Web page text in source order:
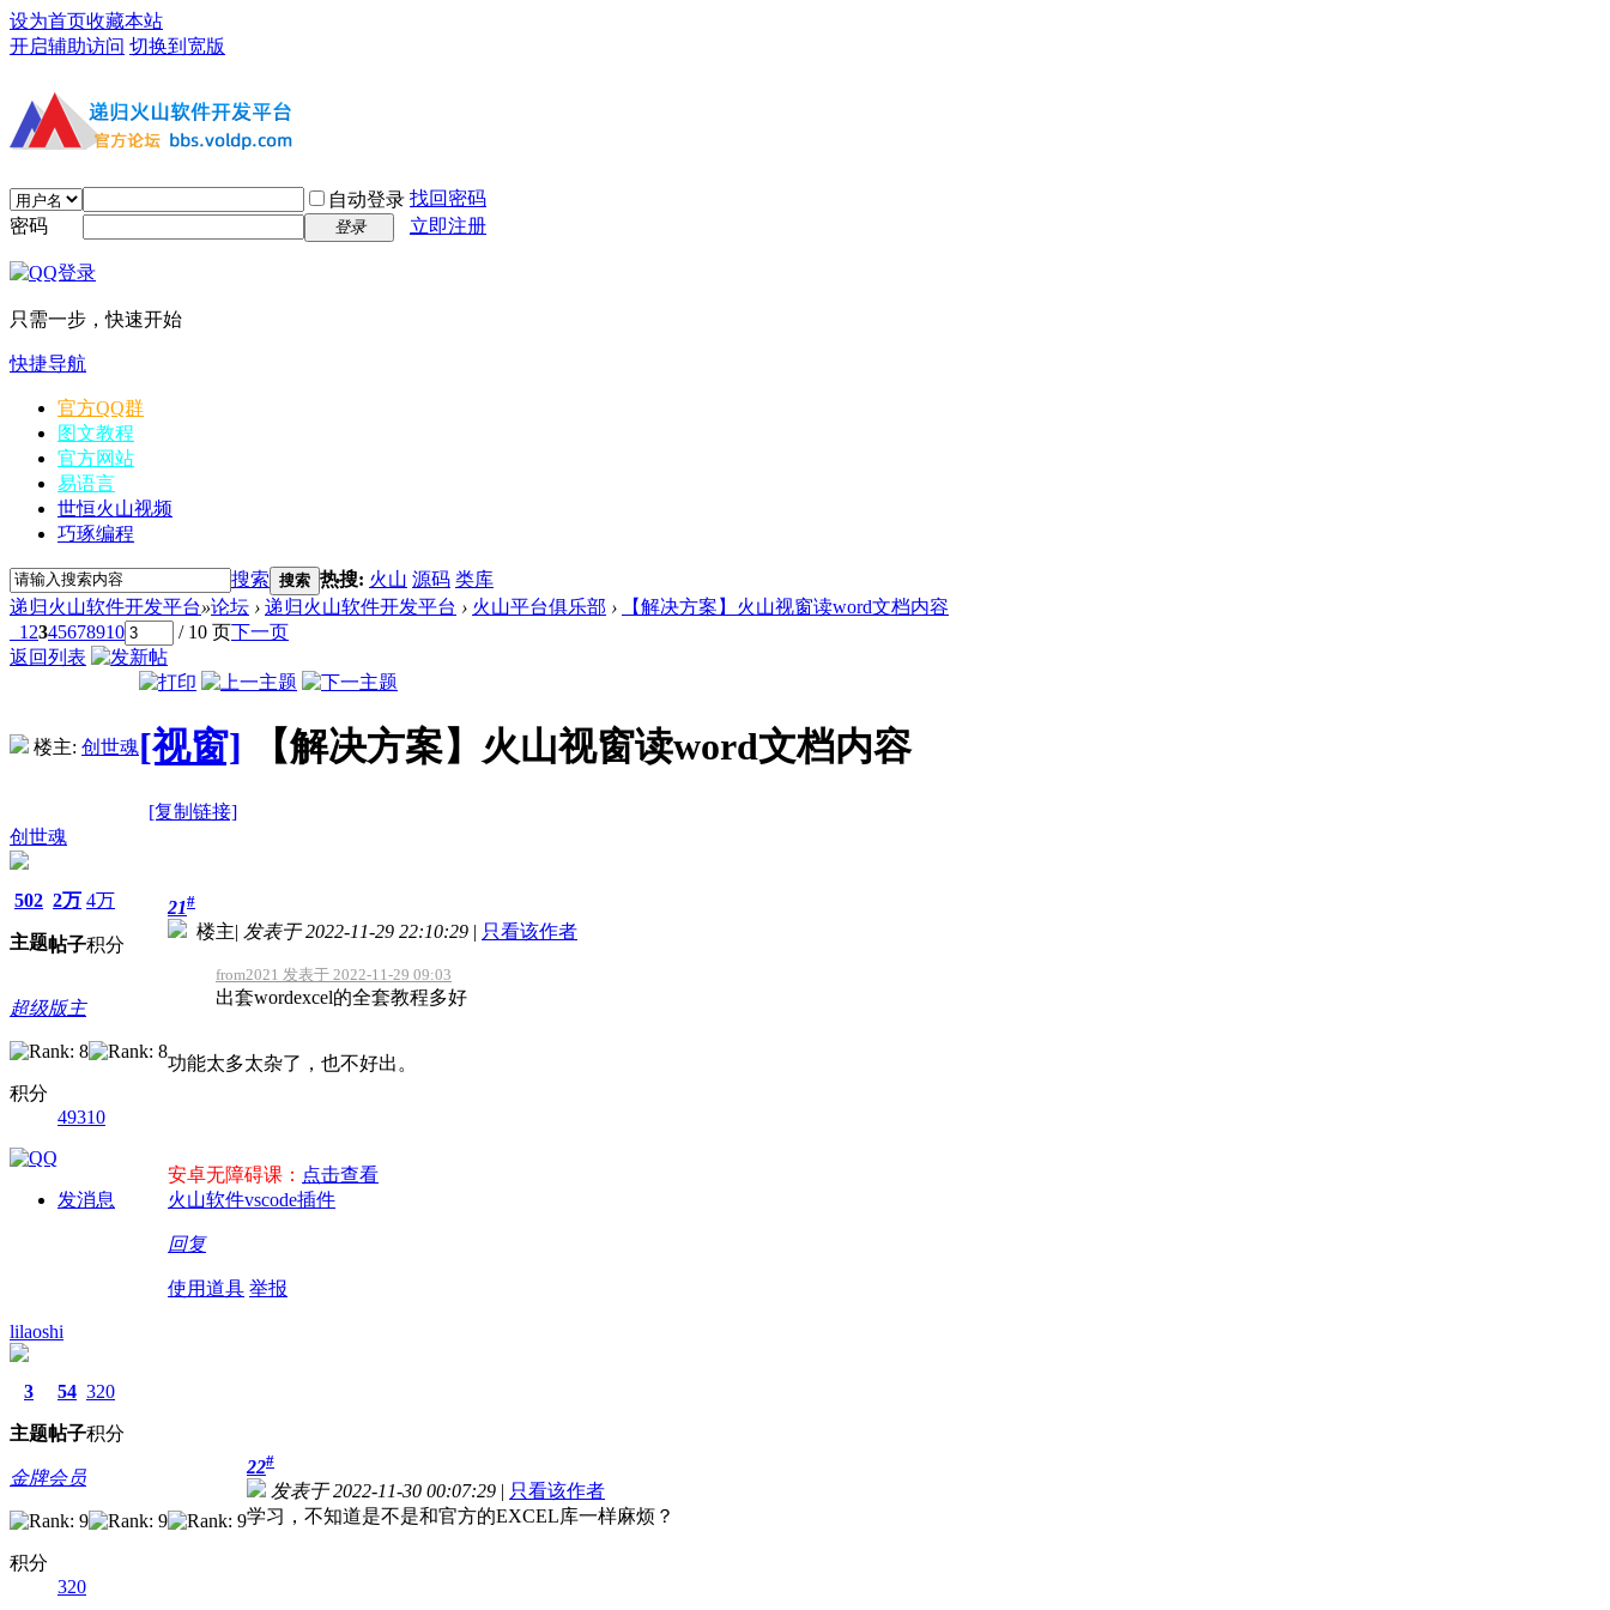
设为首页收藏本站
开启辅助访问 切换到宽版
自动登录 找回密码
密码
登录 立即注册
只需一步，快速开始
快捷导航
官方QQ群
图文教程
官方网站
易语言
世恒火山视频
巧琢编程
搜索 搜索 热搜: 火山 源码 类库
递归火山软件开发平台»论坛 › 递归火山软件开发平台 › 火山平台俱乐部 ›
【解决方案】火山视窗读word文档内容
1 2345678910 / 10 页下一页
返回列表
楼主: 创世魂[视窗] 【解决方案】火山视窗读word文档内容
[复制链接]
创世魂
502
主题
2万
帖子
4万
积分
超级版主
积分
49310
发消息
21#
楼主| 发表于 2022-11-29 22:10:29 | 只看该作者
from2021 发表于 2022-11-29 09:03
出套wordexcel的全套教程多好
功能太多太杂了，也不好出。
安卓无障碍课： 点击查看
火山软件vscode插件
回复
使用道具 举报
lilaoshi
3
主题
54
帖子
320
积分
金牌会员
积分
320
22#
发表于 2022-11-30 00:07:29 | 只看该作者
学习，不知道是不是和官方的EXCEL库一样麻烦？